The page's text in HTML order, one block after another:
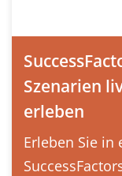
Szenarien
erleben
Erleben Sie